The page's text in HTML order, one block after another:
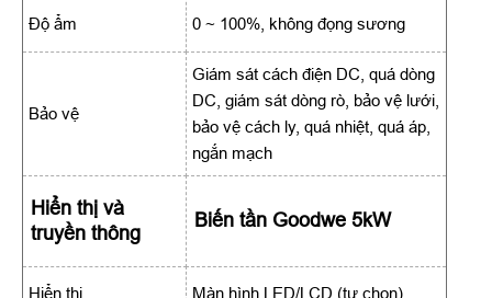
Độ ẩm 0 ~ 100%, không đọng sương
Bảo vệ
Giám sát cách điện DC, quá dòng
DC, giám sát dòng rò, bảo vệ lưới,
bảo vệ cách ly, quá nhiệt, quá áp,
ngắn mạch
Hiển thị và
truyền thông
Biến tần Goodwe 5kW
Hiển thị Màn hình LED/LCD (tự chọn)